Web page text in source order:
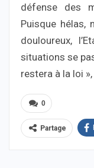
défense des
Puisque hélas,
douloureux,
situations se
restera à la loi
0
Partage